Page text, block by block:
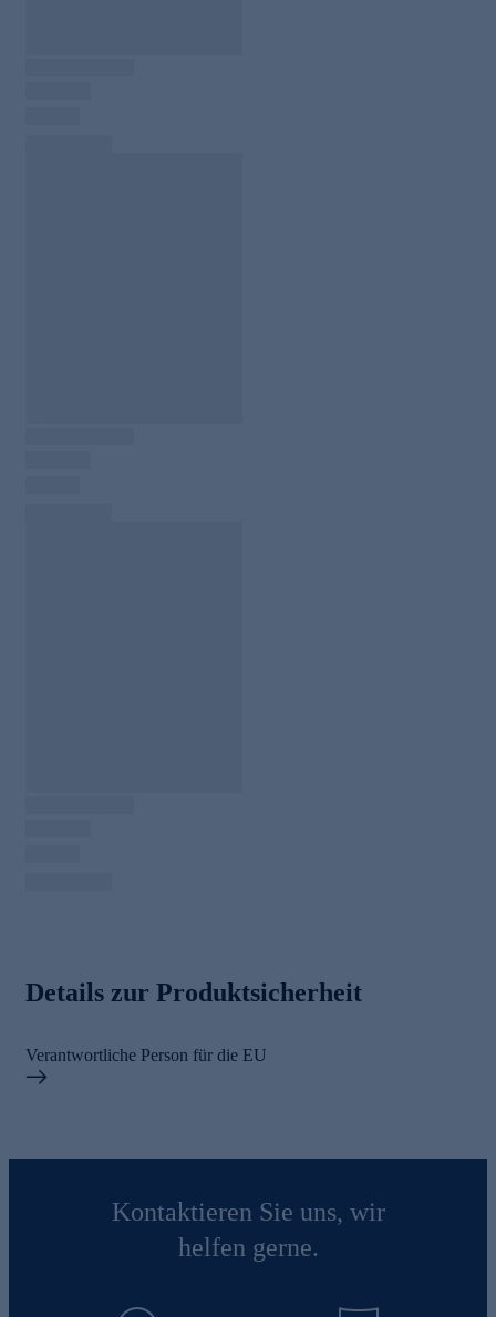
Details zur Produktsicherheit
Verantwortliche Person für die EU
Kontaktieren Sie uns, wir
helfen gerne.